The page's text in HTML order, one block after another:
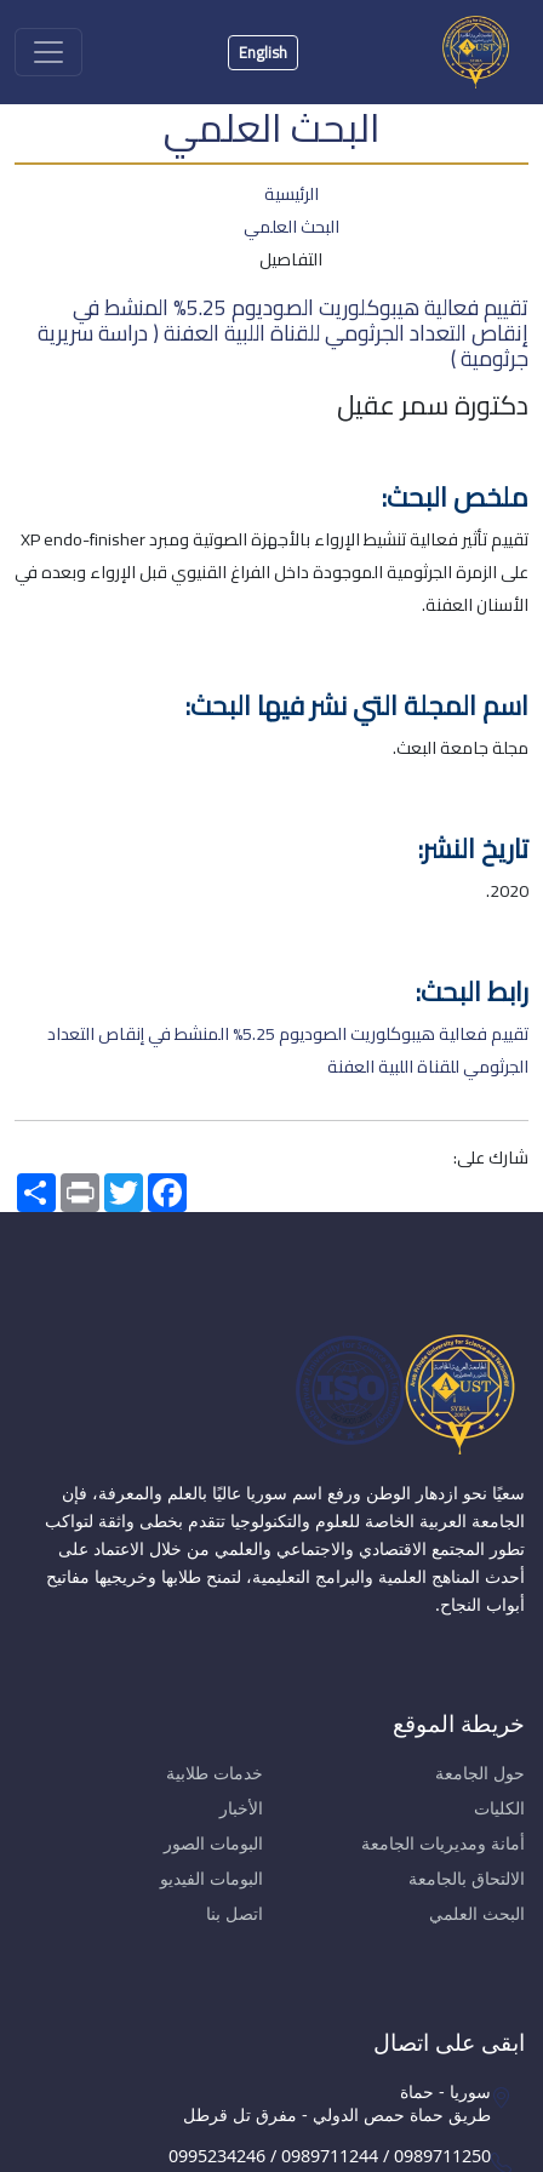
English
البحث العلمي
الرئيسية
البحث العلمي
التفاصيل
تقييم فعالية هيبوكلوريت الصوديوم 5.25% المنشط في
إنقاص التعداد الجرثومي للقناة اللبية العفنة ( دراسة سريرية
جرثومية )
دكتورة سمر عقيل
ملخص البحث:
تقييم تأثير فعالية تنشيط الإرواء بالأجهزة الصوتية ومبرد XP endo-finisher
على الزمرة الجرثومية الموجودة داخل الفراغ القنيوي قبل الإرواء وبعده في
الأسنان العفنة.
اسم المجلة التي نشر فيها البحث:
مجلة جامعة البعث.
تاريخ النشر:
2020.
رابط البحث:
تقييم فعالية هيبوكلوريت الصوديوم 5.25% المنشط في إنقاص التعداد
الجرثومي للقناة اللبية العفنة
شارك على:
Share PrintTwitterFacebook
سعيًا نحو ازدهار الوطن ورفع اسم سوريا عاليًا بالعلم والمعرفة، فإن
الجامعة العربية الخاصة للعلوم والتكنولوجيا تتقدم بخطى واثقة لتواكب
تطور المجتمع الاقتصادي والاجتماعي والعلمي من خلال الاعتماد على
أحدث المناهج العلمية والبرامج التعليمية، لتمنح طلابها وخريجيها مفاتيح
أبواب النجاح.
خريطة الموقع
حول الجامعة
الكليات
أمانة ومديريات الجامعة
الالتحاق بالجامعة
البحث العلمي
خدمات طلابية
الأخبار
البومات الصور
البومات الفيديو
اتصل بنا
ابقى على اتصال
سوريا - حماة
طريق حماة حمص الدولي - مفرق تل قرطل
0995234246 / 0989711244 / 0989711250